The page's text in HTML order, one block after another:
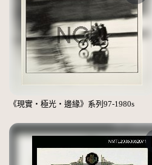
《現實‧極光‧邊緣》系列97-1980s